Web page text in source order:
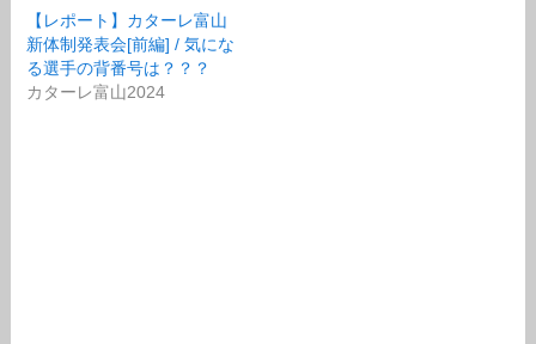
【レポート】カターレ富山
新体制発表会[前編] / 気にな
る選手の背番号は？？？
カターレ富山2024